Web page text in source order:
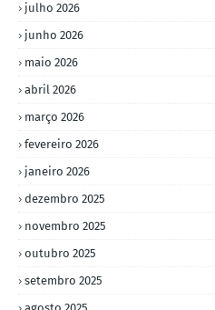
julho 2026
junho 2026
maio 2026
abril 2026
março 2026
fevereiro 2026
janeiro 2026
dezembro 2025
novembro 2025
outubro 2025
setembro 2025